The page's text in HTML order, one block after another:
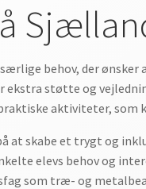
behov, der
støtte og
aktiviteter, som
at skabe et trygt og
elevs behov og
som træ- og